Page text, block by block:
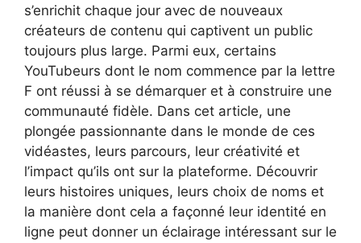
s’enrichit chaque jour avec de nouveaux
créateurs de contenu qui captivent un public
toujours plus large. Parmi eux, certains
YouTubeurs dont le nom commence par la lettre
F ont réussi à se démarquer et à construire une
communauté fidèle. Dans cet article, une
plongée passionnante dans le monde de ces
vidéastes, leurs parcours, leur créativité et
l’impact qu’ils ont sur la plateforme. Découvrir
leurs histoires uniques, leurs choix de noms et
la manière dont cela a façonné leur identité en
ligne peut donner un éclairage intéressant sur le